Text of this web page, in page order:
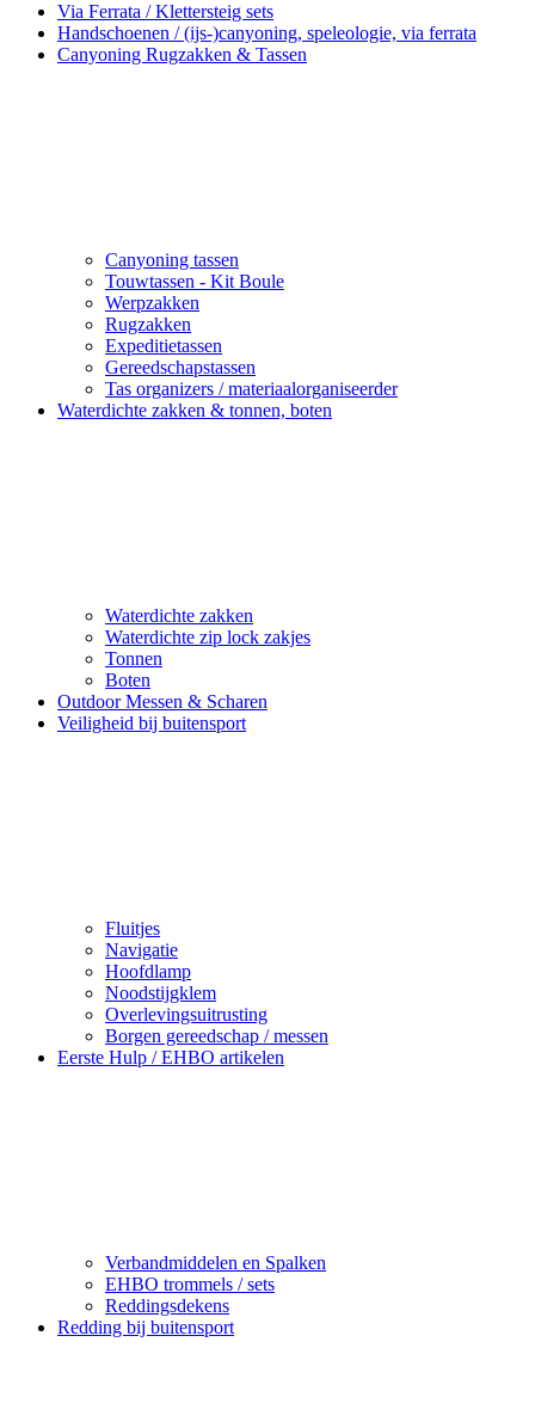
Via Ferrata / Klettersteig sets
Handschoenen / (ijs-)canyoning, speleologie, via ferrata
Canyoning Rugzakken & Tassen
Canyoning tassen
Touwtassen - Kit Boule
Werpzakken
Rugzakken
Expeditietassen
Gereedschapstassen
Tas organizers / materiaalorganiseerder
Waterdichte zakken & tonnen, boten
Waterdichte zakken
Waterdichte zip lock zakjes
Tonnen
Boten
Outdoor Messen & Scharen
Veiligheid bij buitensport
Fluitjes
Navigatie
Hoofdlamp
Noodstijgklem
Overlevingsuitrusting
Borgen gereedschap / messen
Eerste Hulp / EHBO artikelen
Verbandmiddelen en Spalken
EHBO trommels / sets
Reddingsdekens
Redding bij buitensport